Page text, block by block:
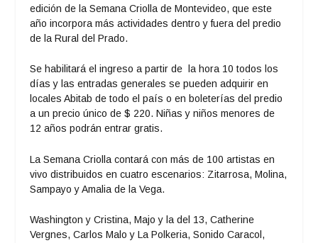
edición de la Semana Criolla de Montevideo, que este
año incorpora más actividades dentro y fuera del predio
de la Rural del Prado.
Se habilitará el ingreso a partir de la hora 10 todos los
días y las entradas generales se pueden adquirir en
locales Abitab de todo el país o en boleterías del predio
a un precio único de $ 220. Niñas y niños menores de
12 años podrán entrar gratis.
La Semana Criolla contará con más de 100 artistas en
vivo distribuidos en cuatro escenarios: Zitarrosa, Molina,
Sampayo y Amalia de la Vega.
Washington y Cristina, Majo y la del 13, Catherine
Vergnes, Carlos Malo y La Polkeria, Sonido Caracol,